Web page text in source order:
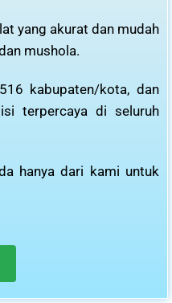
yang akurat dan mudah
mushola.
kabupaten/kota, dan
terpercaya di seluruh
hanya dari kami untuk